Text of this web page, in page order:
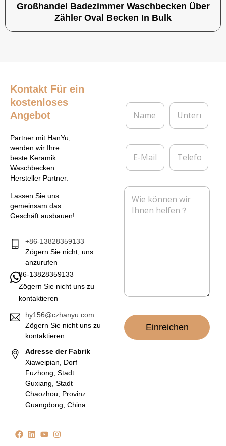
Großhandel Badezimmer Waschbecken Über
Zähler Oval Becken In Bulk
Kontakt Für ein
kostenloses
Angebot
Partner mit HanYu,
werden wir Ihre
beste Keramik
Waschbecken
Hersteller Partner.
Lassen Sie uns
gemeinsam das
Geschäft ausbauen!
+86-13828359133
Zögern Sie nicht, uns
anzurufen
86-13828359133
Zögern Sie nicht uns zu
kontaktieren
hy156@czhanyu.com
Zögern Sie nicht uns zu
kontaktieren
Adresse der Fabrik
Xiaweipian, Dorf
Fuzhong, Stadt
Guxiang, Stadt
Chaozhou, Provinz
Guangdong, China
N
m
*
U
t
r
h
n
E
M
i
T
l
f
o
n
N
Einreichen